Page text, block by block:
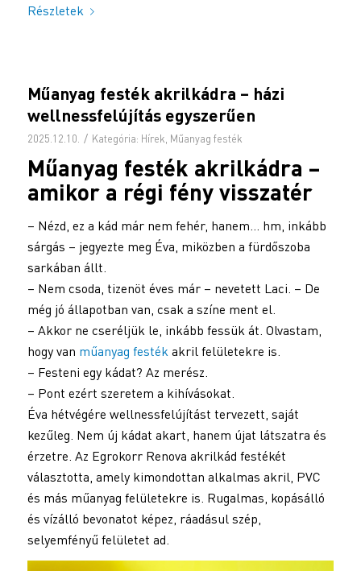
Részletek
Műanyag festék akrilkádra – házi
wellnessfelújítás egyszerűen
2025.12.10. / Kategória: Hírek Műanyag festék
Műanyag festék akrilkádra –
amikor a régi fény visszatér
– Nézd, ez a kád már nem fehér, hanem… hm, inkább
sárgás – jegyezte meg Éva, miközben a fürdőszoba
sarkában állt.
– Nem csoda, tizenöt éves már – nevetett Laci. – De
még jó állapotban van, csak a színe ment el.
– Akkor ne cseréljük le, inkább fessük át. Olvastam,
hogy van műanyag festék akril felületekre is.
– Festeni egy kádat? Az merész.
– Pont ezért szeretem a kihívásokat.
Éva hétvégére wellnessfelújítást tervezett, saját
kezűleg. Nem új kádat akart, hanem újat látszatra és
érzetre. Az Egrokorr Renova akrilkád festékét
választotta, amely kimondottan alkalmas akril, PVC
és más műanyag felületekre is. Rugalmas, kopásálló
és vízálló bevonatot képez, ráadásul szép,
selyemfényű felületet ad.